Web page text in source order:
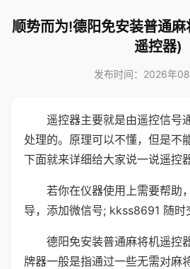
顺势而为!德阳免安装普通
遥控器)
发布时间：2026年
遥控器主要就是由遥控信号
处理的。原理可以不懂，但是不
下面就来详细给大家说一说遥控
若你在仪器使用上需要帮助
导，添加微信号; kkss8691 随时
德阳免安装普通麻将机遥控
牌器一般是指通过一些无需对麻